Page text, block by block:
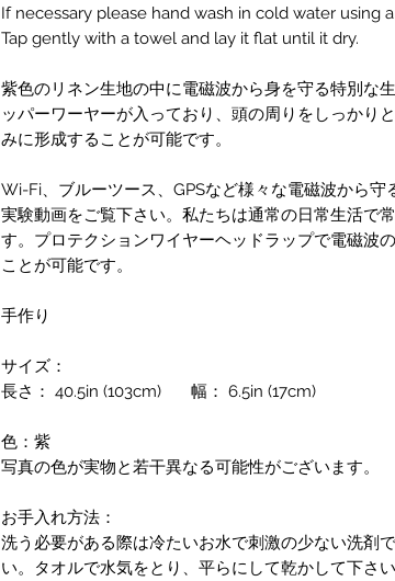
If necessary please hand wash in cold water using
Tap gently with a towel and lay it flat until it dry.
紫色のリネン生地の中に電磁波から身を守る特別な
ッパーワーヤーが入っており、頭の周りをしっかり
みに形成することが可能です。
Wi-Fi、ブルーツース、GPSなど様々な電磁波から守
実験動画をご覧下さい。私たちは通常の日常生活で
す。プロテクションワイヤーヘッドラップで電磁波
ことが可能です。
手作り
サイズ：
長さ： 40.5in (103cm) 幅： 6.5in (17cm)
色：紫
写真の色が実物と若干異なる可能性がございます。
お手入れ方法：
洗う必要がある際は冷たいお水で刺激の少ない洗剤
い。タオルで水気をとり、平らにして乾かして下さい